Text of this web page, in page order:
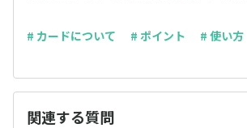
# カードについて # ポイント # 使い方
関連する質問